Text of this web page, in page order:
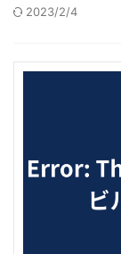
2023/2/4